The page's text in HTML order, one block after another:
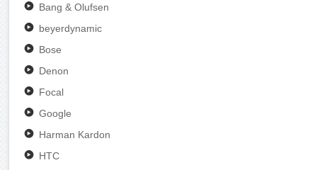
Bang & Olufsen
beyerdynamic
Bose
Denon
Focal
Google
Harman Kardon
HTC